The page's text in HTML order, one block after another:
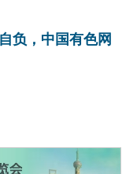
负，中国有色网